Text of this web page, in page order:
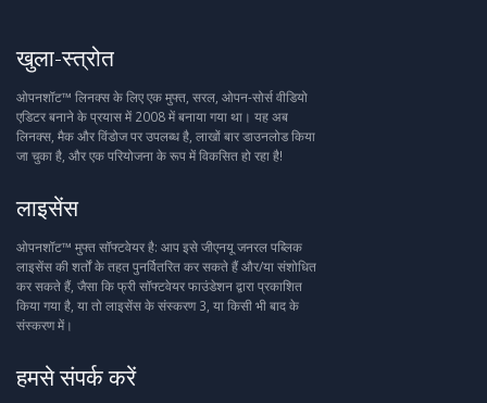
खुला-स्त्रोत
ओपनशॉट™ लिनक्स के लिए एक मुफ्त, सरल, ओपन-सोर्स वीडियो
एडिटर बनाने के प्रयास में 2008 में बनाया गया था। यह अब
लिनक्स, मैक और विंडोज पर उपलब्ध है, लाखों बार डाउनलोड किया
जा चुका है, और एक परियोजना के रूप में विकसित हो रहा है!
लाइसेंस
ओपनशॉट™ मुफ्त सॉफ्टवेयर है: आप इसे जीएनयू जनरल पब्लिक
लाइसेंस की शर्तों के तहत पुनर्वितरित कर सकते हैं और/या संशोधित
कर सकते हैं, जैसा कि फ्री सॉफ्टवेयर फाउंडेशन द्वारा प्रकाशित
किया गया है, या तो लाइसेंस के संस्करण 3, या किसी भी बाद के
संस्करण में।
हमसे संपर्क करें